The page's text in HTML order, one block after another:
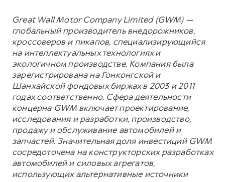
Great Wall Motor Company Limited (GWM) —
глобальный производитель внедорожников,
кроссоверов и пикапов, специализирующийся
на интеллектуальных технологиях и
экологичном производстве. Компания была
зарегистрирована на Гонконгской и
Шанхайской фондовых биржах в 2003 и 2011
годах соответственно. Сфера деятельности
концерна GWM включает проектирование,
исследования и разработки, производство,
продажу и обслуживание автомобилей и
запчастей. Значительная доля инвестиций GWM
сосредоточена на конструкторских разработках
автомобилей и силовых агрегатов,
использующих альтернативные источники